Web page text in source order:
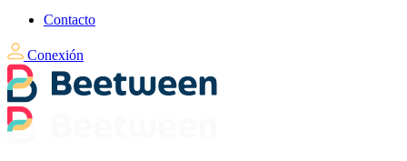
Contacto
Conexión